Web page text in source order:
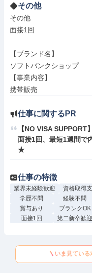
その他
その他
面接1回
【ブランド名】
ソフトバンクショップ
【事業内容】
携帯販売
仕事に関するPR
【NO VISA
面接1回、最短1週間で
★
仕事の特徴
業界未経験歓迎 資格取得
学歴不問
経験不問
賞与あり
ブランクOK
面接1回
第二新卒歓迎
いま見ている